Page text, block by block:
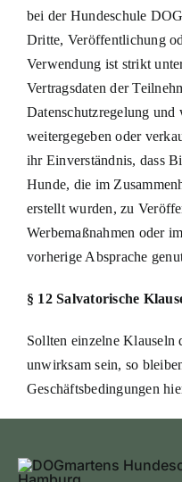
bei der Hundeschule
Dritte, Veröffentlichung
Verwendung ist strikt
Vertragsdaten der
Datenschutzregelung
weitergegeben oder
ihr Einverständnis, dass
Hunde, die im
erstellt wurden, zu
Werbemaßnahmen oder
vorherige Absprache
§ 12 Salvatorische
Sollten einzelne Klauseln
unwirksam sein, so
Geschäftsbedingungen